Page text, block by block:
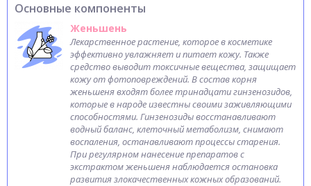
Основные компоненты
Женьшень
Лекарственное растение, которое в косметике
эффективно увлажняет и питает кожу. Также
средство выводит токсичные вещества, защищает
кожу от фотоповреждений. В состав корня
женьшеня входят более тринадцати гинзенозидов,
которые в народе известны своими заживляющими
способностями. Гинзенозиды восстанавливают
водный баланс, клеточный метаболизм, снимают
воспаления, останавливают процессы старения.
При регулярном нанесение препаратов с
экстрактом женьшеня наблюдается остановка
развития злокачественных кожных образований.